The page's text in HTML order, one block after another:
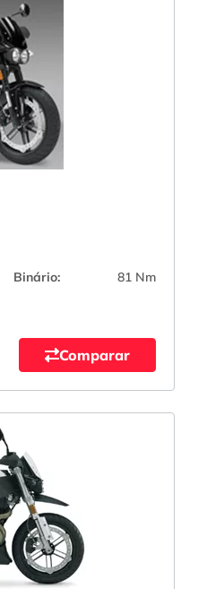
Binário: 81 Nm
Comparar